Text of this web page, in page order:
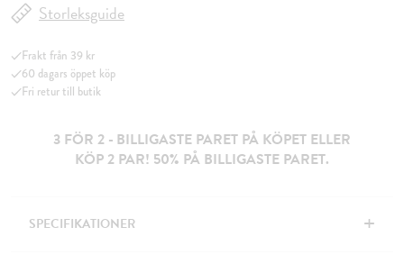
Storleksguide
Frakt från 39 kr
60 dagars öppet köp
Fri retur till butik
3 FÖR 2 - BILLIGASTE PARET PÅ KÖPET ELLER
KÖP 2 PAR! 50% PÅ BILLIGASTE PARET.
SPECIFIKATIONER +